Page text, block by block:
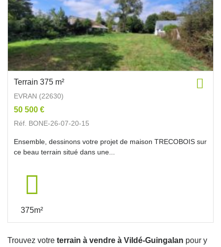
Terrain 375 m²
EVRAN (22630)
50 500 €
Réf. BONE-26-07-20-15
Ensemble, dessinons votre projet de maison TRECOBOIS sur
ce beau terrain situé dans une...
375m²
Trouvez votre terrain à vendre à Vildé-Guingalan pour y